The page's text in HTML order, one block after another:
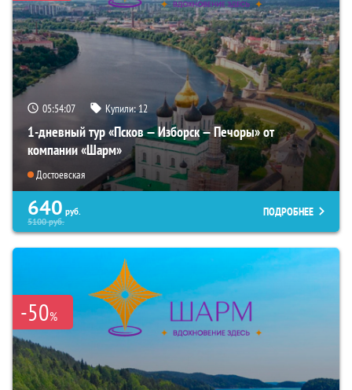
05:54:06 Купили:12
1-дневный тур «Псков — Изборск — Печоры» от
компании «Шарм»
Достоевская
640 руб.
5100руб.
ПОДРОБНЕЕ
-50%